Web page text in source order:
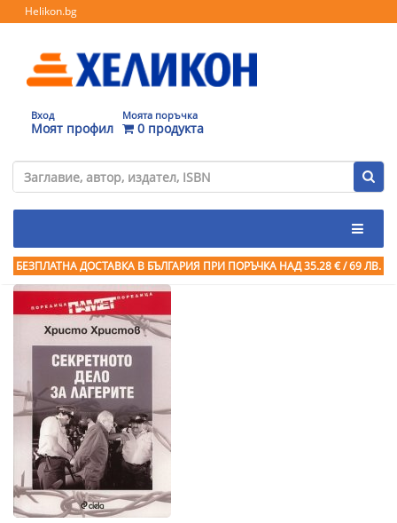
Helikon.bg
Вход
Моят профил
Моята поръчка
0 продукта
БЕЗПЛАТНА ДОСТАВКА В БЪЛГАРИЯ ПРИ ПОРЪЧКА НАД 35.28 € / 69 ЛВ.